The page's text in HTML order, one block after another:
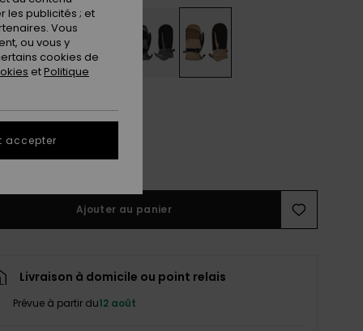
M L
le Guide des tailles
Ajouter au panier
Livraison à domicile ou point relais
Prévue à partir du12 août
les publicités ; et
Vous
ou vous y
cookies de
etPolitique
accepter